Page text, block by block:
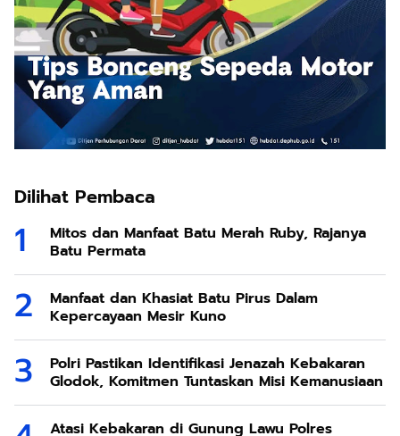
Dilihat Pembaca
Mitos dan Manfaat Batu Merah Ruby, Rajanya
Batu Permata
Manfaat dan Khasiat Batu Pirus Dalam
Kepercayaan Mesir Kuno
Polri Pastikan Identifikasi Jenazah Kebakaran
Glodok, Komitmen Tuntaskan Misi Kemanusiaan
Atasi Kebakaran di Gunung Lawu Polres